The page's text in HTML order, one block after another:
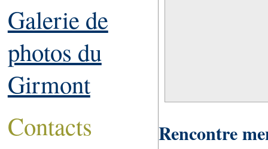
Rencontre
Galerie de
photos du
Girmont
Contacts